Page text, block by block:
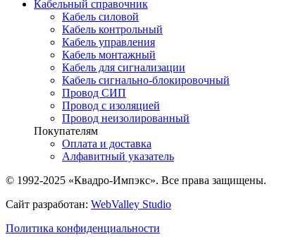
Кабельный справочник
Кабель силовой
Кабель контрольный
Кабель управления
Кабель монтажный
Кабель для сигнализации
Кабель сигнально-блокировочный
Провод СИП
Провод с изоляцией
Провод неизолированный
Покупателям
Оплата и доставка
Алфавитный указатель
© 1992-2025 «Квадро-Импэкс». Все права защищены.
Сайт разработан: WebValley Studio
Политика конфиденциальности